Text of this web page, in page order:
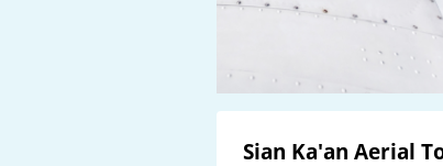
Sian Ka'an Aerial